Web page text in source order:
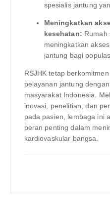
spesialis jantung
Meningkatkan
kesehatan: Rumah
meningkatkan
jantung bagi
RSJHK tetap
pelayanan jantung
masyarakat Indonesia.
inovasi, penelitian, dan
pada pasien, lembaga ini
peran penting dalam
kardiovaskular bangsa.